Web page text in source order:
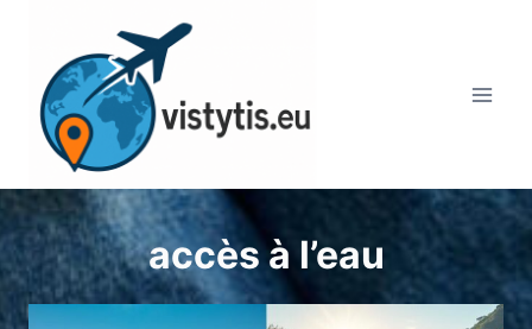
contenu
accès à l’eau